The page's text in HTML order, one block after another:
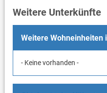
Weitere Unterkünfte
Weitere Wohneinheiten
- Keine vorhanden -